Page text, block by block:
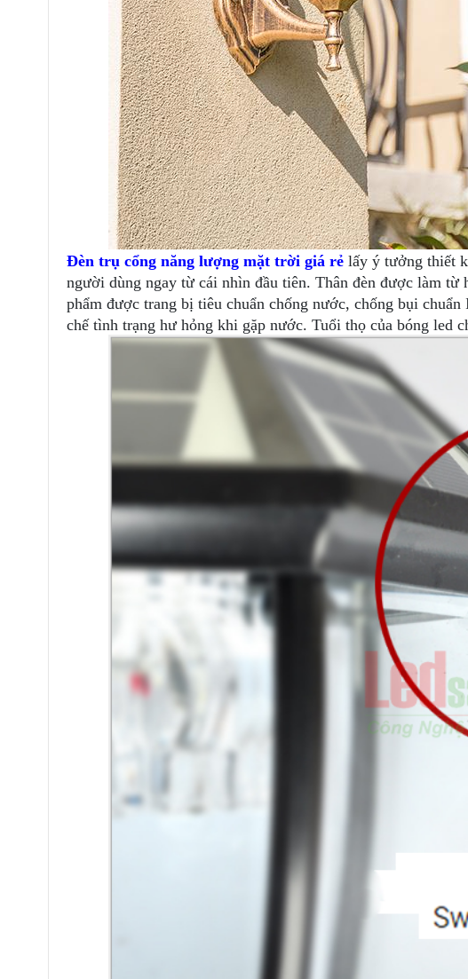
Đèn trụ cổng năng lượng mặt trời giá rẻlấy ý tưởng thiết
người dùng ngay từ cái nhìn đầu tiên. Thân đèn được làm từ
phẩm được trang bị tiêu chuẩn chống nước, chống bụi
chế tình trạng hư hỏng khi gặp nước. Tuổi thọ của bóng led